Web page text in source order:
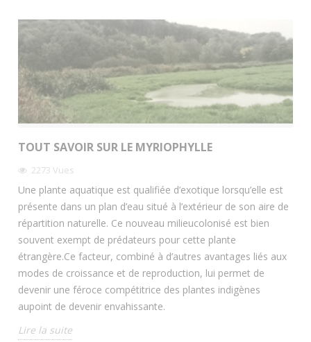
TOUT SAVOIR SUR LE MYRIOPHYLLE
2273Vues
Une plante aquatique est qualifiée d’exotique lorsqu’elle est
présente dans un plan d’eau situé à l’extérieur de son aire de
répartition naturelle. Ce nouveau milieucolonisé est bien
souvent exempt de prédateurs pour cette plante
étrangère.Ce facteur, combiné à d’autres avantages liés aux
modes de croissance et de reproduction, lui permet de
devenir une féroce compétitrice des plantes indigènes
aupoint de devenir envahissante.
Lire la suite